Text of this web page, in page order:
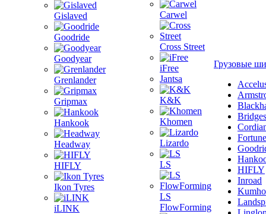
Gislaved
Goodride
Goodyear
Grenlander
Gripmax
Hankook
Headway
HIFLY
Ikon Tyres
iLINK
Carwel
Cross Street
iFree
Jantsa
K&K
Khomen
Lizardo
LS
LS
FlowForming
Грузовые
Fortune
HIFLY
Inroad
Kumho